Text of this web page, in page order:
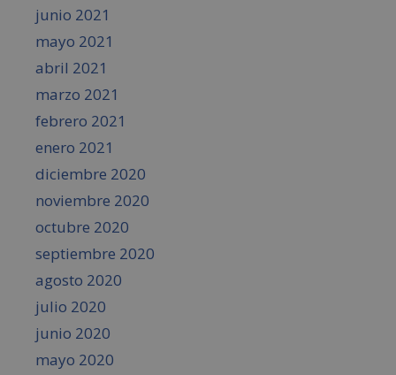
junio 2021
mayo 2021
abril 2021
marzo 2021
febrero 2021
enero 2021
diciembre 2020
noviembre 2020
octubre 2020
septiembre 2020
agosto 2020
julio 2020
junio 2020
mayo 2020